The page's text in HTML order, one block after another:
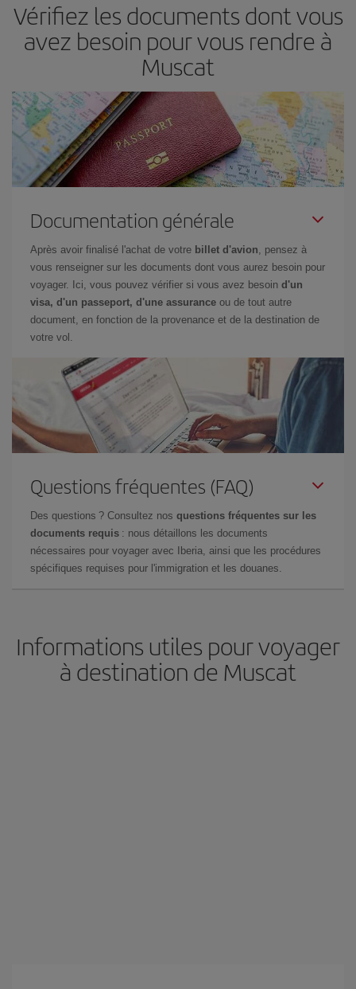
Vérifiez les documents dont vous
avez besoin pour vous rendre à
Muscat
Documentation générale
Après avoir finalisé l'achat de votre billet d'avion , pensez à
vous renseigner sur les documents dont vous aurez besoin pour
voyager. Ici, vous pouvez vérifier si vous avez besoin d'un
visa, d'un passeport, d'une assurance ou de tout autre
document, en fonction de la provenance et de la destination de
votre vol.
Questions fréquentes (FAQ)
Des questions ? Consultez nos questions fréquentes sur les
documents requis : nous détaillons les documents
nécessaires pour voyager avec Iberia, ainsi que les procédures
spécifiques requises pour l'immigration et les douanes.
Informations utiles pour voyager
à destination de Muscat